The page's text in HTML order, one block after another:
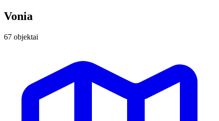
Vonia
67 objektai